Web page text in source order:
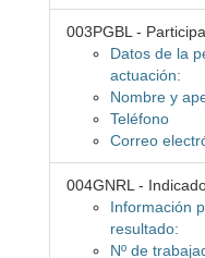
003PGBL -
Datos de la
actuación:
Nombre y
Teléfono
Correo
004GNRL -
Información
resultado:
Nº de